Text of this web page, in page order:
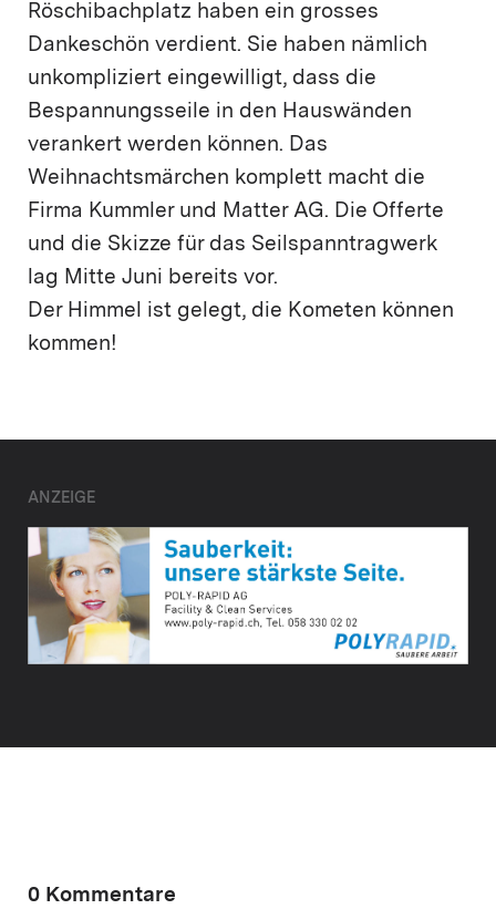
Röschibachplatz haben ein grosses
Dankeschön verdient. Sie haben nämlich
unkompliziert eingewilligt, dass die
Bespannungsseile in den Hauswänden
verankert werden können. Das
Weihnachtsmärchen komplett macht die
Firma Kummler und Matter AG. Die Offerte
und die Skizze für das Seilspanntragwerk
lag Mitte Juni bereits vor.
Der Himmel ist gelegt, die Kometen können
kommen!
ANZEIGE
0 Kommentare